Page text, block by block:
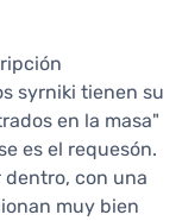
syrniki tienen su
en la masa"
es el requesón.
dentro, con una
muy bien